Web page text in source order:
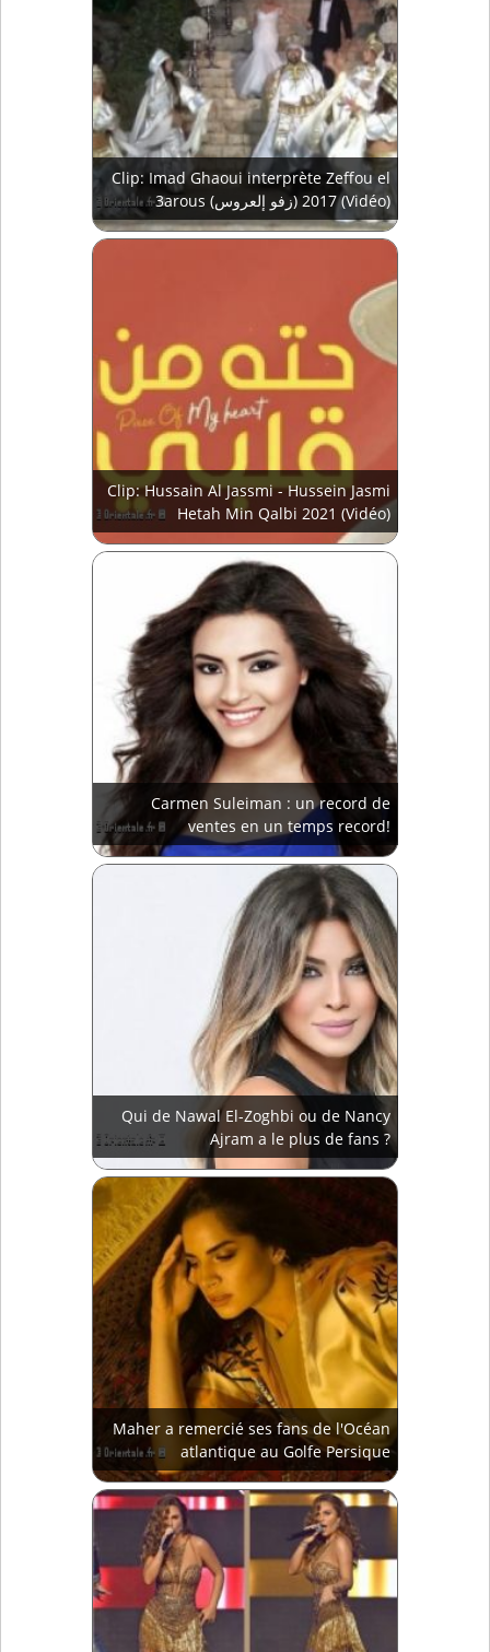
Clip: Imad Ghaoui interprète Zeffou el
3arous (زفو إلعروس) 2017 (Vidéo)
Clip: Hussain Al Jassmi - Hussein Jasmi
Hetah Min Qalbi 2021 (Vidéo)
Carmen Suleiman : un record de
ventes en un temps record!
Qui de Nawal El-Zoghbi ou de Nancy
Ajram a le plus de fans ?
Maher a remercié ses fans de l'Océan
atlantique au Golfe Persique